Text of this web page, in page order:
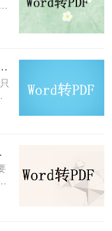
试这2个方法，操作简单又实用！
用！